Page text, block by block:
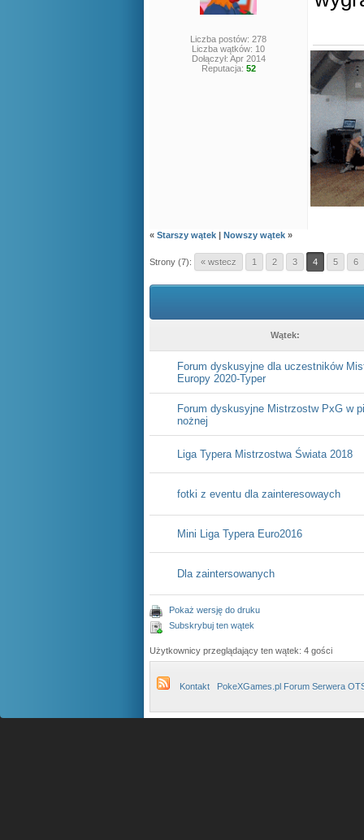
Liczba postów: 278
Liczba wątków: 10
Dołączył: Apr 2014
Reputacja: 52
« Starszy wątek | Nowszy wątek »
Strony (7): « wstecz 1 2 3 4 5 6
Wątek:
Forum dyskusyjne dla uczestników
Europy 2020-Typer
Forum dyskusyjne Mistrzostw PxG w
nożnej
Liga Typera Mistrzostwa Świata 2018
fotki z eventu dla zainteresowaych
Mini Liga Typera Euro2016
Dla zaintersowanych
Pokaż wersję do druku
Subskrybuj ten wątek
Użytkownicy przeglądający ten wątek: 4 gości
Kontakt PokeXGames.pl Forum Serwera